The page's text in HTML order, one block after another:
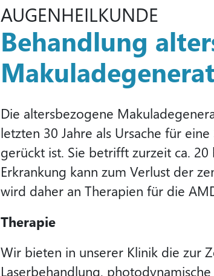
AUGENHEILKUNDE
Behandlung
Die altersbezogene
letzten 30 Jahre als Ursache für
gerückt ist. Sie betrifft zurzeit ca.
Erkrankung kann zum Verlust der
wird daher an Therapien für die
Therapie
Wir bieten in unserer Klinik die zur
Laserbehandlung,